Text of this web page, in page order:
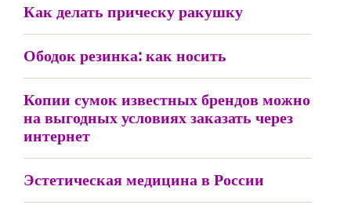
Как делать прическу ракушку
Ободок резинка: как носить
Копии сумок известных брендов можно
на выгодных условиях заказать через
интернет
Эстетическая медицина в России